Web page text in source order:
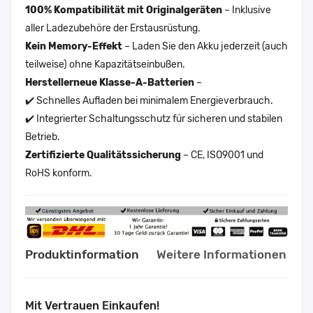
100% Kompatibilität mit Originalgeräten – Inklusive
aller Ladezubehöre der Erstausrüstung.
Kein Memory-Effekt – Laden Sie den Akku jederzeit (auch
teilweise) ohne Kapazitätseinbußen.
Herstellerneue Klasse-A-Batterien –
✔️ Schnelles Aufladen bei minimalem Energieverbrauch.
✔️ Integrierter Schaltungsschutz für sicheren und stabilen
Betrieb.
Zertifizierte Qualitätssicherung – CE, ISO9001 und
RoHS konform.
Produktinformation Weitere Informationen
Mit Vertrauen Einkaufen!